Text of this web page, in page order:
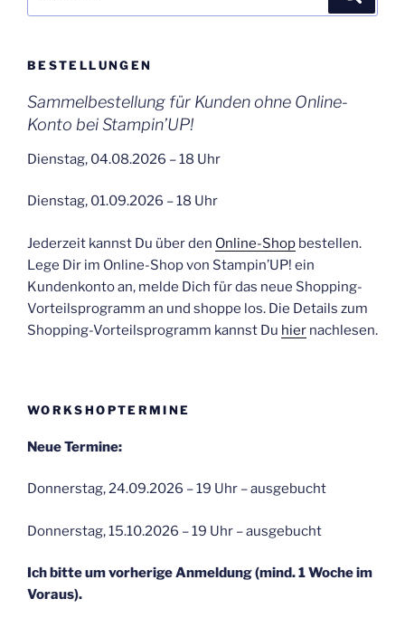
nach:
BESTELLUNGEN
Sammelbestellung für Kunden ohne Online-
Konto bei Stampin’UP!
Dienstag, 04.08.2026 – 18 Uhr
Dienstag, 01.09.2026 – 18 Uhr
Jederzeit kannst Du über den Online-Shop bestellen.
Lege Dir im Online-Shop von Stampin’UP! ein
Kundenkonto an, melde Dich für das neue Shopping-
Vorteilsprogramm an und shoppe los. Die Details zum
Shopping-Vorteilsprogramm kannst Du hier nachlesen.
WORKSHOPTERMINE
Neue Termine:
Donnerstag, 24.09.2026 – 19 Uhr – ausgebucht
Donnerstag, 15.10.2026 – 19 Uhr – ausgebucht
Ich bitte um vorherige Anmeldung (mind. 1 Woche im
Voraus).